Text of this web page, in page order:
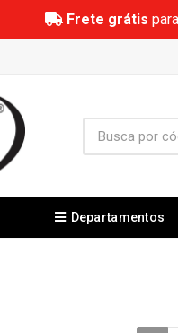
Frete grátis
Departamentos